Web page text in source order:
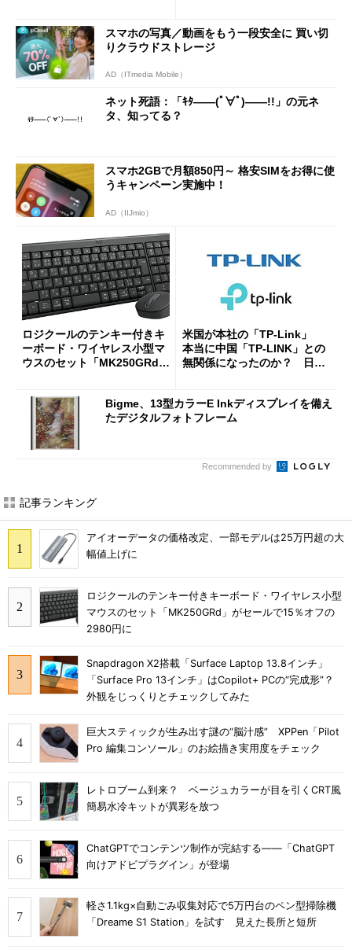
スマホの写真／動画をもう一段安全に 買い切
りクラウドストレージ
AD（ITmedia Mobile）
ネット死語：「ｷﾀ――(ﾟ∀ﾟ)――!!」の元ネ
タ、知ってる？
スマホ2GBで月額850円～ 格安SIMをお得に使
うキャンペーン実施中！
AD（IIJmio）
ロジクールのテンキー付きキ
ーボード・ワイヤレス小型マ
ウスのセット「MK250GRd」
米国が本社の「TP-Link」
本当に中国「TP-LINK」との
無関係になったのか？ 日本
Bigme、13型カラーE Inkディスプレイを備え
たデジタルフォトフレーム
Recommended by
記事ランキング
アイオーデータの価格改定、一部モデルは25万円超の大
幅値上げに
ロジクールのテンキー付きキーボード・ワイヤレス小型
マウスのセット「MK250GRd」がセールで15％オフの
2980円に
Snapdragon X2搭載「Surface Laptop 13.8インチ」
「Surface Pro 13インチ」はCopilot+ PCの“完成形”？
外観をじっくりとチェックしてみた
巨大スティックが生み出す謎の“脳汁感” XPPen「Pilot
Pro 編集コンソール」のお絵描き実用度をチェック
レトロブーム到来？ ベージュカラーが目を引くCRT風
簡易水冷キットが異彩を放つ
ChatGPTでコンテンツ制作が完結する――「ChatGPT
向けアドビプラグイン」が登場
軽さ1.1kg×自動ごみ収集対応で5万円台のペン型掃除機
「Dreame S1 Station」を試す 見えた長所と短所